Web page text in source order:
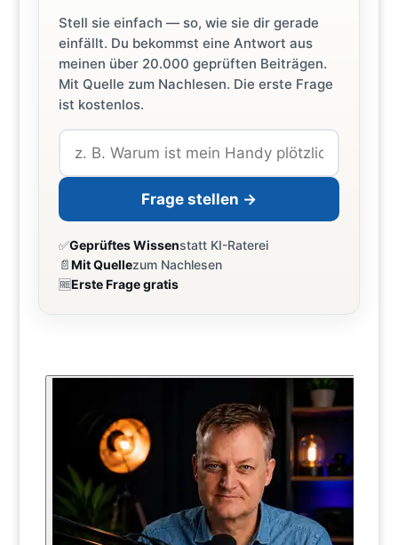
Stell sie einfach — so, wie sie dir gerade
einfällt. Du bekommst eine Antwort aus
meinen über 20.000 geprüften Beiträgen.
Mit Quelle zum Nachlesen. Die erste Frage
ist kostenlos.
Frage stellen →
✅Geprüftes Wissenstatt KI-Raterei
📄Mit Quellezum Nachlesen
🆓Erste Frage gratis